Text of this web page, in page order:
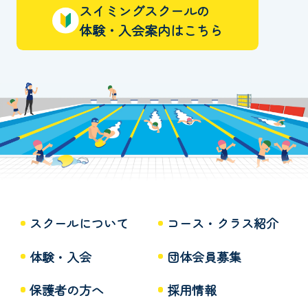
スイミングスクールの
体験・入会案内はこちら
スクールについて
コース・クラス紹介
体験・入会
団体会員募集
保護者の方へ
採用情報